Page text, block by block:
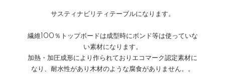
サスティナビリティテーブルになります。
繊維100％トップボードは成型時にボンド等は使っていな
い素材になります。
加熱・加圧成形により作られておりエコマーク認定素材に
なり、耐水性があり木材のような腐食がありません。。